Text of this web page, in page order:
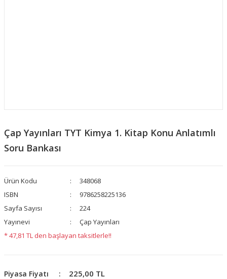
Çap Yayınları TYT Kimya 1. Kitap Konu Anlatımlı
Soru Bankası
Ürün Kodu
348068
ISBN
9786258225136
Sayfa Sayısı
224
Yayınevi
Çap Yayınları
* 47,81 TL den başlayan taksitlerle!!
Piyasa Fiyatı 225,00 TL